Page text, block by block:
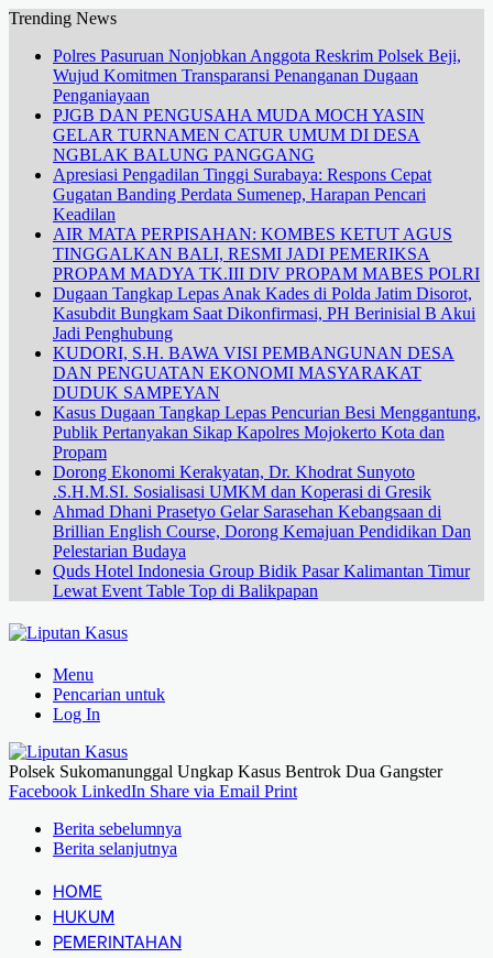
Trending News
Polres Pasuruan Nonjobkan Anggota Reskrim Polsek Beji,
Wujud Komitmen Transparansi Penanganan Dugaan
Penganiayaan
PJGB DAN PENGUSAHA MUDA MOCH YASIN
GELAR TURNAMEN CATUR UMUM DI DESA
NGBLAK BALUNG PANGGANG
Apresiasi Pengadilan Tinggi Surabaya: Respons Cepat
Gugatan Banding Perdata Sumenep, Harapan Pencari
Keadilan
AIR MATA PERPISAHAN: KOMBES KETUT AGUS
TINGGALKAN BALI, RESMI JADI PEMERIKSA
PROPAM MADYA TK.III DIV PROPAM MABES POLRI
Dugaan Tangkap Lepas Anak Kades di Polda Jatim Disorot,
Kasubdit Bungkam Saat Dikonfirmasi, PH Berinisial B Akui
Jadi Penghubung
KUDORI, S.H. BAWA VISI PEMBANGUNAN DESA
DAN PENGUATAN EKONOMI MASYARAKAT
DUDUK SAMPEYAN
Kasus Dugaan Tangkap Lepas Pencurian Besi Menggantung,
Publik Pertanyakan Sikap Kapolres Mojokerto Kota dan
Propam
Dorong Ekonomi Kerakyatan, Dr. Khodrat Sunyoto
.S.H.M.SI. Sosialisasi UMKM dan Koperasi di Gresik
Ahmad Dhani Prasetyo Gelar Sarasehan Kebangsaan di
Brillian English Course, Dorong Kemajuan Pendidikan Dan
Pelestarian Budaya
Quds Hotel Indonesia Group Bidik Pasar Kalimantan Timur
Lewat Event Table Top di Balikpapan
Menu
Pencarian untuk
Log In
Polsek Sukomanunggal Ungkap Kasus Bentrok Dua Gangster
Facebook LinkedIn Share via Email Print
Berita sebelumnya
Berita selanjutnya
HOME
HUKUM
PEMERINTAHAN